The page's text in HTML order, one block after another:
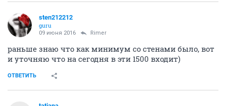
sten212212
guru
09 июня 2016 Rimer
раньше знаю что как минимум со стенами было, вот
и уточняю что на сегодня в эти 1500 входит)
ОТВЕТИТЬ